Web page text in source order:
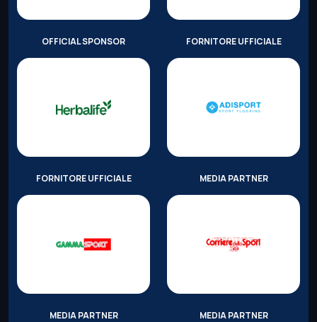
OFFICIAL SPONSOR FORNITORE UFFICIALE
FORNITORE UFFICIALE MEDIA PARTNER
MEDIA PARTNER MEDIA PARTNER